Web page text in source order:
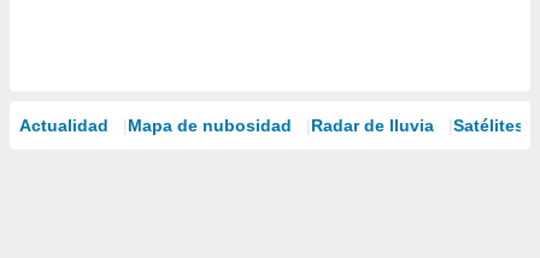
Actualidad Mapa de nubosidad Radar de lluvia Satélites